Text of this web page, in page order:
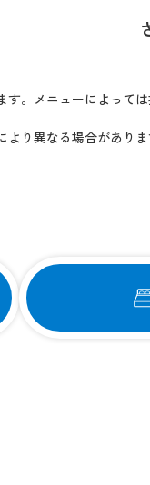
。メニューによっては
り異なる場合があり